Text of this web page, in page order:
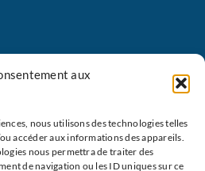
aux
nous utilisons des technologies telles
accéder aux informations des appareils.
nous permettra de traiter des
de navigation ou les ID uniques sur ce